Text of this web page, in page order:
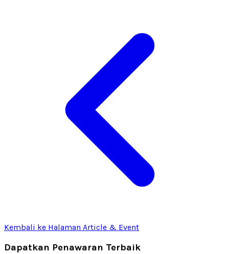
Kembali ke Halaman Article & Event
Dapatkan Penawaran Terbaik